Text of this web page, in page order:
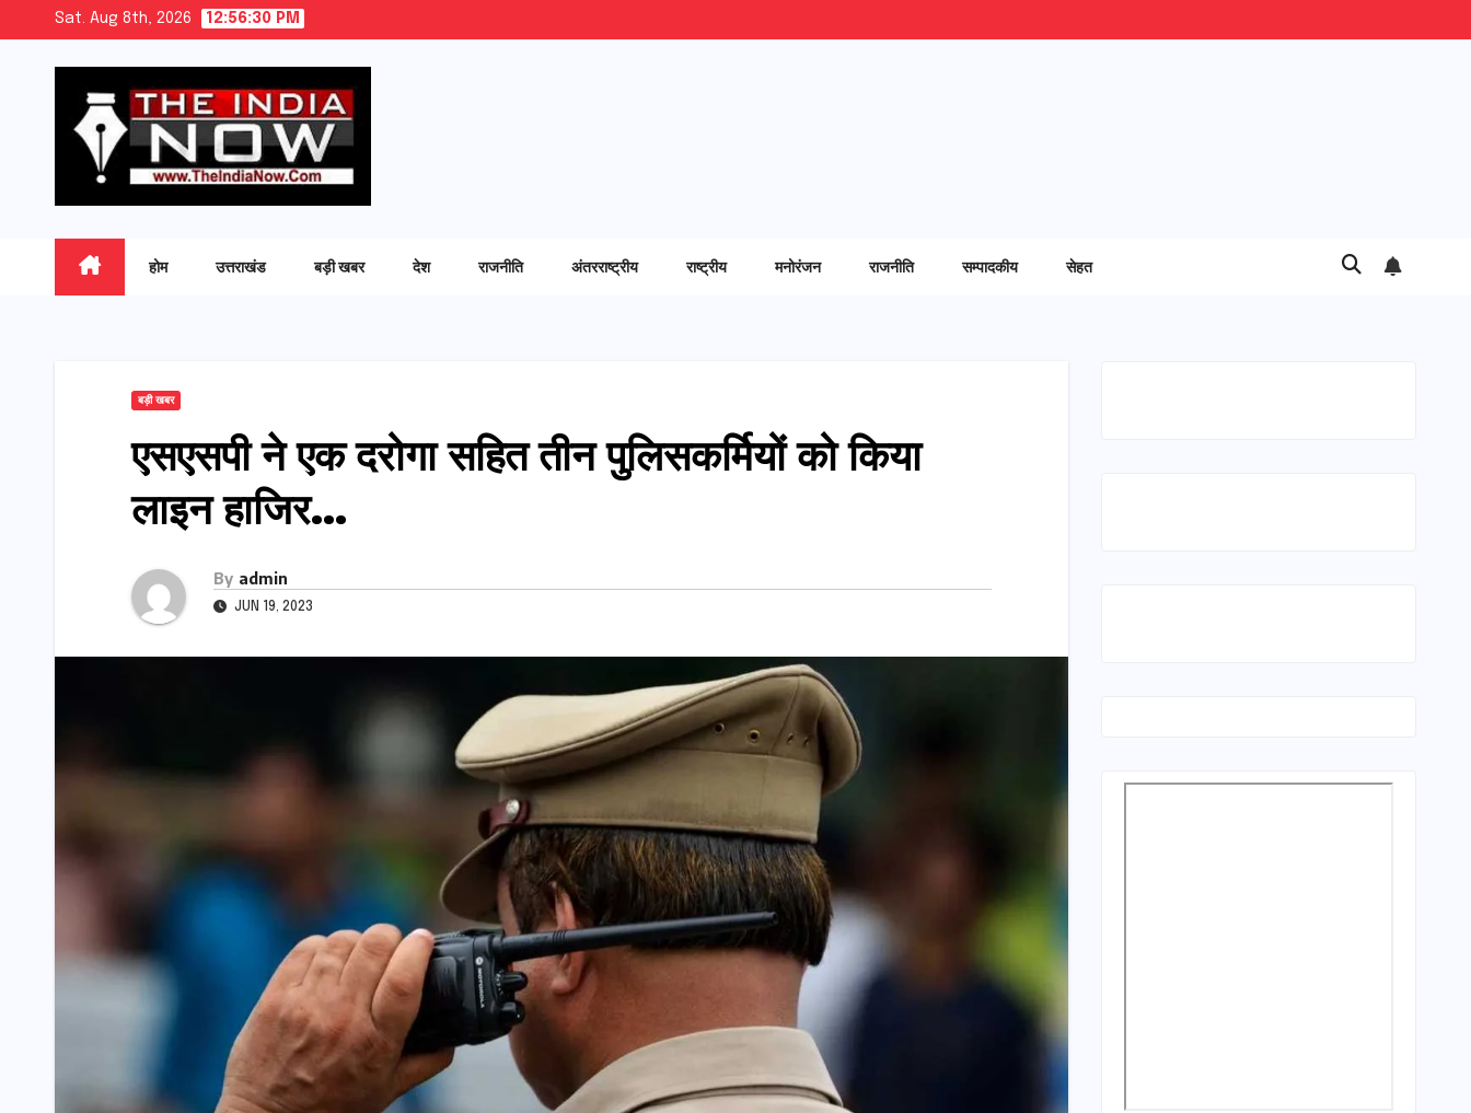
Sat. Aug 8th, 2026 12:56:31 PM
होम उत्तराखंड बड़ी खबर देश राजनीति अंतरराष्ट्रीय राष्ट्रीय मनोरंजन राजनीति सम्पादकीय सेहत
बड़ी खबर
एसएसपी ने एक दरोगा सहित तीन पुलिसकर्मियों को किया
लाइन हाजिर…
By admin
JUN 19, 2023